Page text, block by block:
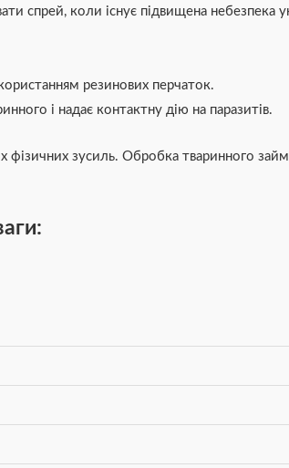
спрей, коли існує підвищена небезпека
резинових перчаток.
і надає контактну дію на паразитів.
зусиль. Обробка тваринного